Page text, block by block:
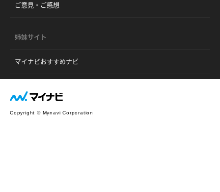
ご意見・ご感想
姉妹サイト
マイナビおすすめナビ
Copyright © Mynavi Corporation